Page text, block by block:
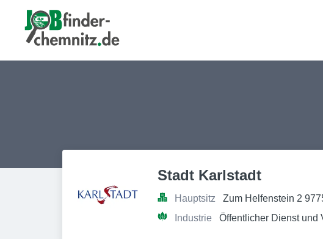
Stadt Karlstadt
Hauptsitz
Zum Helfenstein 2
Industrie
Öffentlicher Dienst und